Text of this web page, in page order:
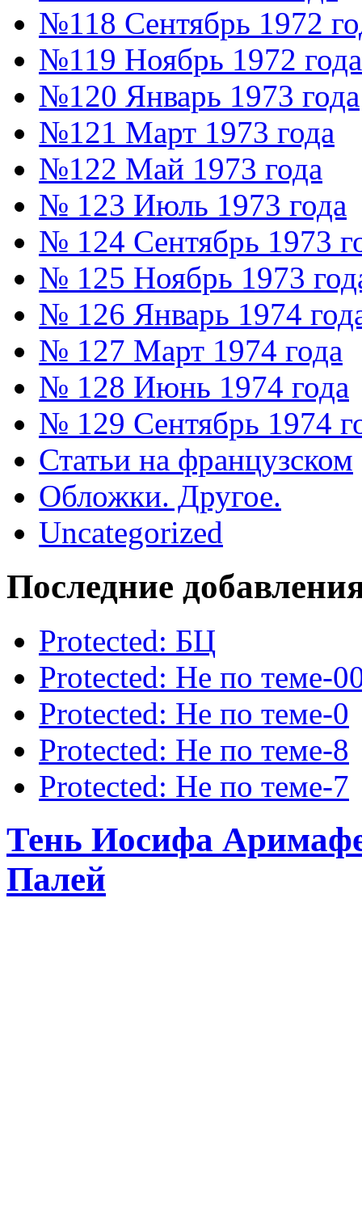
№118 Сентябрь 1972
№119 Ноябрь 1972 года
№120 Январь 1973 года
№121 Март 1973 года
№122 Май 1973 года
№ 123 Июль 1973 года
№ 124 Сентябрь 1973
№ 125 Ноябрь 1973
№ 126 Январь 1974
№ 127 Март 1974 года
№ 128 Июнь 1974 года
№ 129 Сентябрь 1974
Статьи на французском
Обложки. Другое.
Uncategorized
Последние
Protected: БЦ
Protected: Не по теме-
Protected: Не по теме-0
Protected: Не по теме-8
Protected: Не по теме-7
Тень Иосифа
Палей